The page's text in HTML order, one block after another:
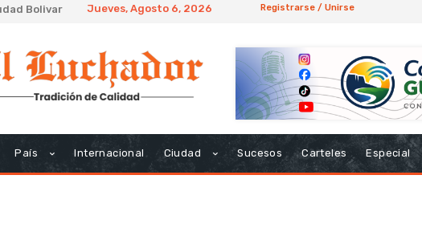
Bolivar Jueves, Agosto 6, 2026 Registrarse / Unirse
País Internacional Ciudad Sucesos Carteles Especial